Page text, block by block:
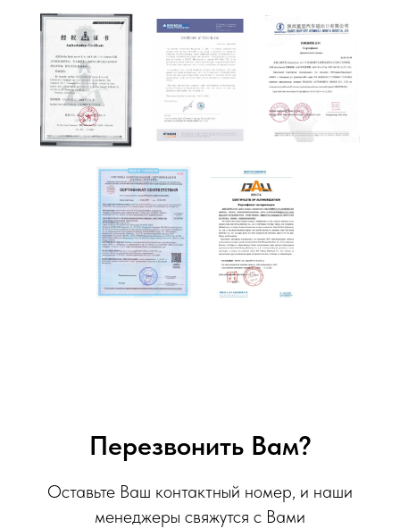
Перезвонить Вам?
Оставьте Ваш контактный номер, и наши
менеджеры свяжутся с Вами